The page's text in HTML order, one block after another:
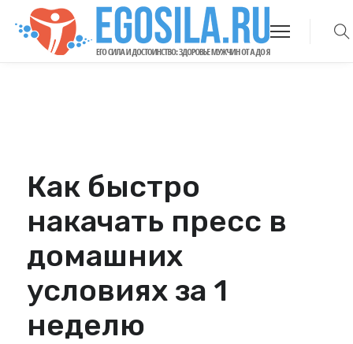
Как быстро
накачать пресс в
домашних
условиях за 1
неделю